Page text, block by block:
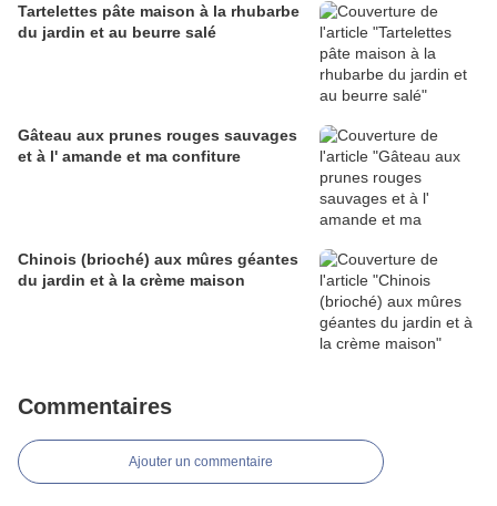
Tartelettes pâte maison à la rhubarbe
du jardin et au beurre salé
Gâteau aux prunes rouges sauvages
et à l' amande et ma confiture
Chinois (brioché) aux mûres géantes
du jardin et à la crème maison
Commentaires
Ajouter un commentaire